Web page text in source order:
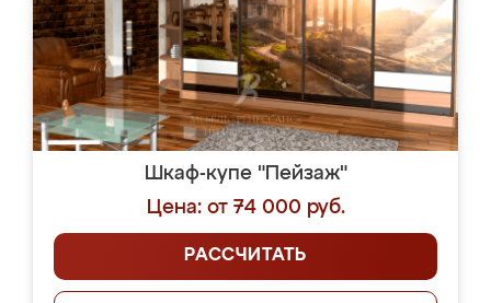
Шкаф-купе "Пейзаж"
Цена: от 74 000 руб.
РАССЧИТАТЬ